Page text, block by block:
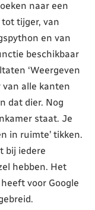
naar een
tot tijger, van
en van
beschikbaar
‘Weergeven
van alle kanten
dat dier. Nog
staat. Je
in ruimte’ tikken.
bij iedere
hebben. Het
voor Google